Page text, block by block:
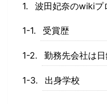
波田妃奈のwikiプ
受賞歴
勤務先会社は
出身学校